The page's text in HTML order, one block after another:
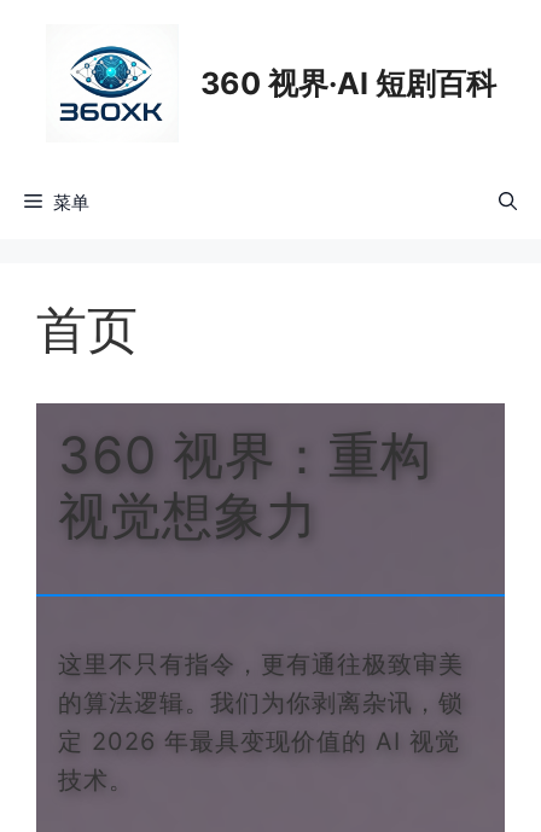
360 视界·AI 短剧百科
菜单
首页
360 视界：重构
视觉想象力
这里不只有指令，更有通往极致审美
的算法逻辑。我们为你剥离杂讯，锁
定 2026 年最具变现价值的 AI 视觉
技术。